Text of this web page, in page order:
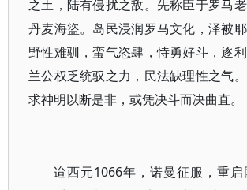
之土，陆有侵扰之敌。先称臣于罗马
丹麦海盜。岛民浸润罗马文化，泽被
野性难驯，蛮气恣肆，恃勇好斗，逐
兰公权乏统驭之力，民法缺理性之气
求神明以断是非，或凭决斗而决曲直。
迨西元1066年，诺曼征服，重